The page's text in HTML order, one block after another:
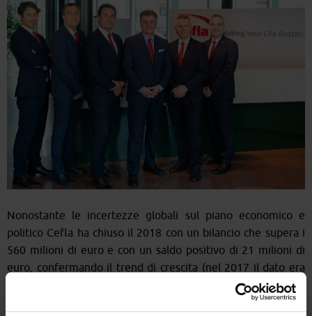
Nonostante le incertezze globali sul piano economico e
politico Cefla ha chiuso il 2018 con un bilancio che supera i
560 milioni di euro e con un saldo positivo di 21 milioni di
euro, confermando il trend di crescita (nel 2017 il dato era
di 13 milioni). L’utile netto sale a 30 milioni di euro (+ 8,1%
rispetto al 2017). L’Ebitda consolidato si attesta a circa 50